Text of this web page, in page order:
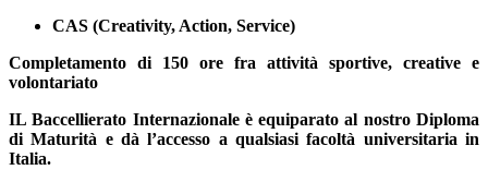
CAS (Creativity, Action, Service)
Completamento di 150 ore fra attività sportive, creative e
volontariato
IL Baccellierato Internazionale è equiparato al nostro Diploma
di Maturità e dà l’accesso a qualsiasi facoltà universitaria in
Italia.